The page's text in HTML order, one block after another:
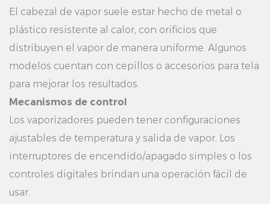
El cabezal de vapor suele estar hecho de metal o
plástico resistente al calor, con orificios que
distribuyen el vapor de manera uniforme. Algunos
modelos cuentan con cepillos o accesorios para tela
para mejorar los resultados.
Mecanismos de control
Los vaporizadores pueden tener configuraciones
ajustables de temperatura y salida de vapor. Los
interruptores de encendido/apagado simples o los
controles digitales brindan una operación fácil de
usar.